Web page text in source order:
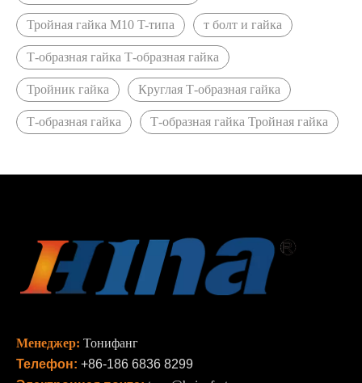
Тройная гайка M10 T-типа т болт и гайка
Т-образная гайка Т-образная гайка
Тройник гайка Круглая Т-образная гайка
Т-образная гайка Т-образная гайка Тройная гайка
Менеджер: Тонифанг
Телефон: +86-186 6836 8299